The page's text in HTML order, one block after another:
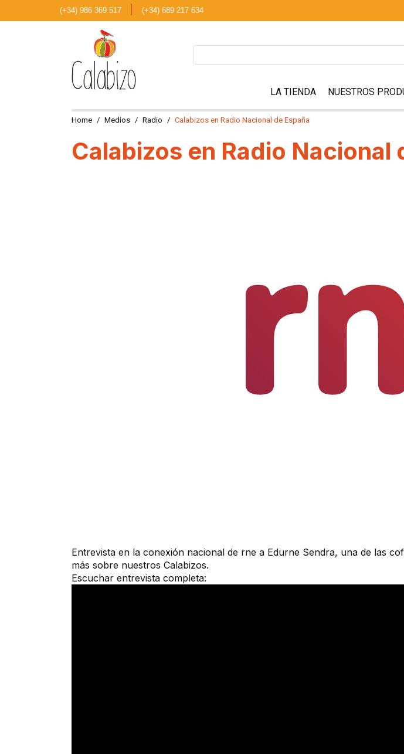
(+34) 986 369 517 (+34) 689 217 634
LA TIENDA NUESTROS
Home Medios Radio Calabizos en Radio Nacional de España
Calabizos en Radio Nacional
Entrevista en la conexión nacional de rne a Edurne Sendra, una de las
más sobre nuestros Calabizos.
Escuchar entrevista completa: